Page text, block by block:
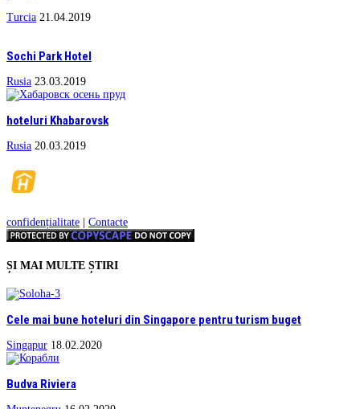
Turcia 21.04.2019
Sochi Park Hotel
Rusia 23.03.2019
hoteluri Khabarovsk
Rusia 20.03.2019
confidențialitate | Contacte
ȘI MAI MULTE ȘTIRI
Cele mai bune hoteluri din Singapore pentru turism buget
Singapur 18.02.2020
Budva Riviera